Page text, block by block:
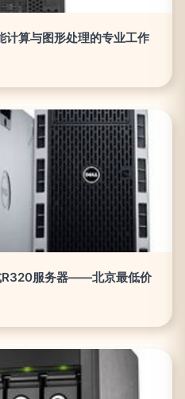
算与图形处理的专业工作
R320服务器——北京最低价